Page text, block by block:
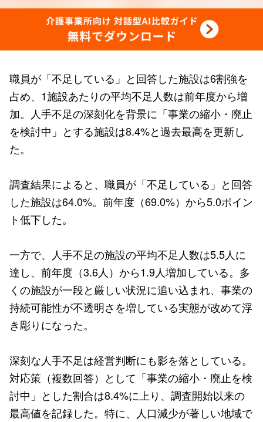
職員が「不足している」と回答した施設は6割強を
占め、1施設あたりの平均不足人数は前年度から増
加。人手不足の深刻化を背景に「事業の縮小・廃止
を検討中」とする施設は8.4%と過去最高を更新し
た。
調査結果によると、職員が「不足している」と回答
した施設は64.0%。前年度（69.0%）から5.0ポイン
ト低下した。
一方で、人手不足の施設の平均不足人数は5.5人に
達し、前年度（3.6人）から1.9人増加している。多
くの施設が一段と厳しい状況に追い込まれ、事業の
持続可能性が不透明さを増している実態が改めて浮
き彫りになった。
深刻な人手不足は経営判断にも影を落としている。
対応策（複数回答）として「事業の縮小・廃止を検
討中」とした割合は8.4%に上り、調査開始以来の
最高値を記録した。特に、人口減少が著しい地域で